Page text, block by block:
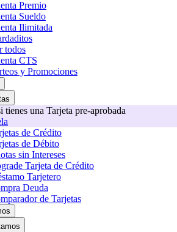
Premio
Sueldo
Ilimitada
todos
CTS
y Promociones
tienes una Tarjeta pre-aprobada
de Crédito
de Débito
sin Intereses
Tarjeta de Crédito
Tarjetero
Deuda
de Tarjetas